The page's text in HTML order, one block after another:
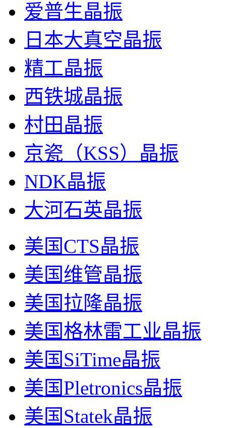
爱普生晶振
日本大真空晶振
精工晶振
西铁城晶振
村田晶振
京瓷（KSS）晶振
NDK晶振
大河石英晶振
美国CTS晶振
美国维管晶振
美国拉隆晶振
美国格林雷工业晶振
美国SiTime晶振
美国Pletronics晶振
美国Statek晶振